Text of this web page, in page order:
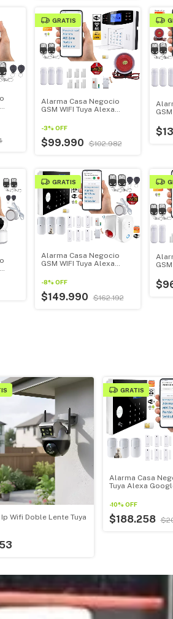
GRATIS
Alarma Casa Negocio
GSM WIFI Tuya Alexa
-3% OFF
$99.990 $102.982
627
GRATIS
Alarma Casa Negocio
GSM WIFI Tuya Alexa
110db+Socket
-8% OFF
$149.990 $162.192
Wifi Doble Lente Tuya
GRATIS
Alarma Casa
Tuya Alexa
-10% OFF
$188.258